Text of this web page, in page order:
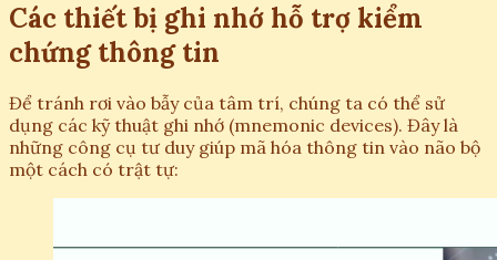
Các thiết bị ghi nhớ hỗ trợ kiểm
chứng thông tin
Để tránh rơi vào bẫy của tâm trí, chúng ta có thể sử
dụng các kỹ thuật ghi nhớ (mnemonic devices). Đây là
những công cụ tư duy giúp mã hóa thông tin vào não bộ
một cách có trật tự: